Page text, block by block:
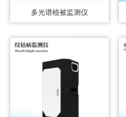
多光谱植被监测仪